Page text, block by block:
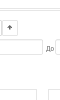
До